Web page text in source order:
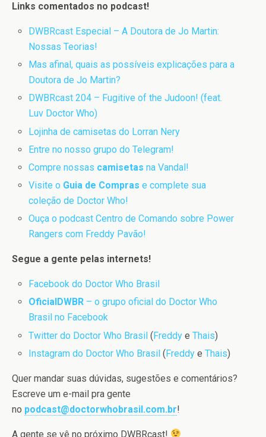
Links comentados no podcast!
DWBRcast Especial – A Doutora de Jo Martin:
Nossas Teorias!
Mas afinal, quais as possíveis explicações para a
Doutora de Jo Martin?
DWBRcast 204 – Fugitive of the Judoon! (feat.
Luv Doctor Who)
Lojinha de camisetas do Lorran Nery
Entre no nosso grupo do Telegram!
Compre nossas camisetas na Vandal!
Visite o Guia de Compras e complete sua
coleção de Doctor Who!
Ouça o podcast Centro de Comando sobre Power
Rangers com Freddy Pavão!
Segue a gente pelas internets!
Facebook do Doctor Who Brasil
OficialDWBR – o grupo oficial do Doctor Who
Brasil no Facebook
Twitter do Doctor Who Brasil (Freddy eThais)
Instagram do Doctor Who Brasil (Freddy eThais)
Quer mandar suas dúvidas, sugestões e comentários?
Escreve um e-mail pra gente
no podcast@doctorwhobrasil.com.br!
A gente se vê no próximo DWBRcast!